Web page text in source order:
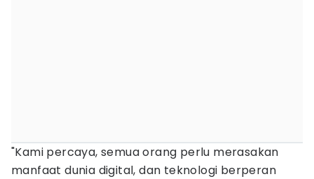
"Kami percaya, semua orang perlu merasakan
manfaat dunia digital, dan teknologi berperan